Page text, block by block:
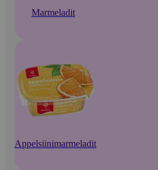
Marmeladit
Appelsiinimarmeladit